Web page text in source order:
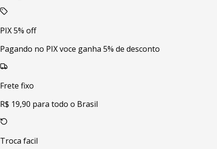
PIX 5% off
Pagando no PIX voce ganha 5% de desconto
Frete fixo
R$ 19,90 para todo o Brasil
Troca facil